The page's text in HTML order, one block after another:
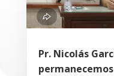
Pr. Nicolás